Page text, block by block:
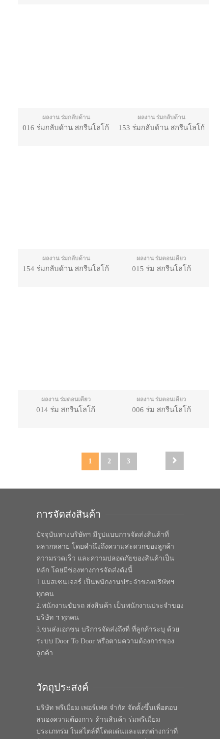
ผลงาน ร่มกลับด้าน
016 ร่มกลับด้าน สกรีนโลโก้
ผลงาน ร่มกลับด้าน
153 ร่มกลับด้าน สกรีนโลโก้
ผลงาน ร่มกลับด้าน
154 ร่มกลับด้าน สกรีนโลโก้
ผลงาน ร่มตอนเดียว
015 ร่ม สกรีนโลโก้
ผลงาน ร่มตอนเดียว
014 ร่ม สกรีนโลโก้
ผลงาน ร่มตอนเดียว
006 ร่ม สกรีนโลโก้
1 2 3
การจัดส่งสินค้า
ปัจจุบันทางบริษัทฯ มีรูปแบบการจัดส่งสินค้าที่
หลากหลาย โดยคำนึงถึงความสะดวกของลูกค้า
ความรวดเร็ว และความปลอดภัยของสินค้าเป็น
หลัก โดยมีช่องทางการจัดส่งดังนี้
1.แมสเซนเจอร์ เป็นพนักงานประจำของบริษัทฯ
ทุกคน
2.พนักงานขับรถ ส่งสินค้า เป็นพนักงานประจำของ
บริษัท ฯ ทุกคน
3.ขนส่งเอกชน บริการจัดส่งถึงที่ ที่ลูกค้าระบุ ด้วย
ระบบ Door To Door หรือตามความต้องการของ
ลูกค้า
วัตถุประสงค์
บริษัท พรีเมี่ยม เพอร์เฟค จำกัด จัดตั้งขึ้นเพื่อตอบ
สนองความต้องการ ด้านสินค้า ร่มพรีเมี่ยม
ประเภทร่ม ในสไตล์ที่โดดเด่นและแตกต่างกว่าที่